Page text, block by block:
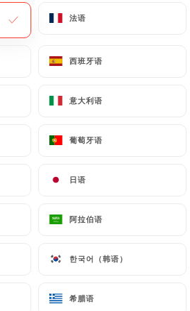
法语
西班牙语
意大利语
葡萄牙语
日语
阿拉伯语
한국어（韩语）
希腊语
d'Or
餐厅简介
法语
西班牙语
意大利语
葡萄牙语
日语
阿拉伯语
한국어（韩语）
希腊语